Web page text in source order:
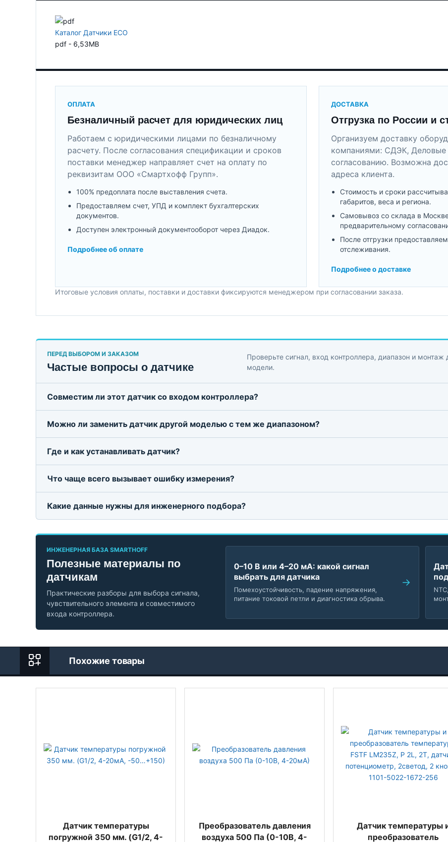
Каталог Датчики ECO
pdf - 6,53MB
ОПЛАТА
Безналичный расчет для юридических лиц
Работаем с юридическими лицами по безналичному
расчету. После согласования спецификации и сроков
поставки менеджер направляет счет на оплату по
реквизитам ООО «Смартхофф Групп».
100% предоплата после выставления счета.
Предоставляем счет, УПД и комплект бухгалтерских
документов.
Доступен электронный документооборот через Диадок.
Подробнее об оплате
ДОСТАВКА
Отгрузка по России и
Организуем доставку
компаниями: СДЭК,
согласованию. Возможна
адреса клиента.
Стоимость и сроки
габаритов, веса и региона.
Самовывоз со склада в
предварительному
После отгрузки
отслеживания.
Подробнее о доставке
Итоговые условия оплаты, поставки и доставки фиксируются менеджером при согласовании заказа.
ПЕРЕД ВЫБОРОМ И ЗАКАЗОМ
Частые вопросы о датчике
Проверьте сигнал, вход контроллера, диапазон и монтаж
модели.
Совместим ли этот датчик со входом контроллера?
Можно ли заменить датчик другой моделью с тем же диапазоном?
Где и как устанавливать датчик?
Что чаще всего вызывает ошибку измерения?
Какие данные нужны для инженерного подбора?
ИНЖЕНЕРНАЯ БАЗА SMARTHOFF
Полезные материалы по
датчикам
Практические разборы для выбора сигнала,
чувствительного элемента и совместимого
входа контроллера.
0–10 В или 4–20 мА: какой сигнал
выбрать для датчика
Помехоустойчивость, падение напряжения,
питание токовой петли и диагностика обрыва.
Похожие товары
Датчик температуры
погружной 350 мм. (G1/2, 4-
Преобразователь давления
воздуха 500 Па (0-10В, 4-
Датчик температуры
преобразователь